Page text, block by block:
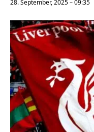
28. September, 2025 – 09:35